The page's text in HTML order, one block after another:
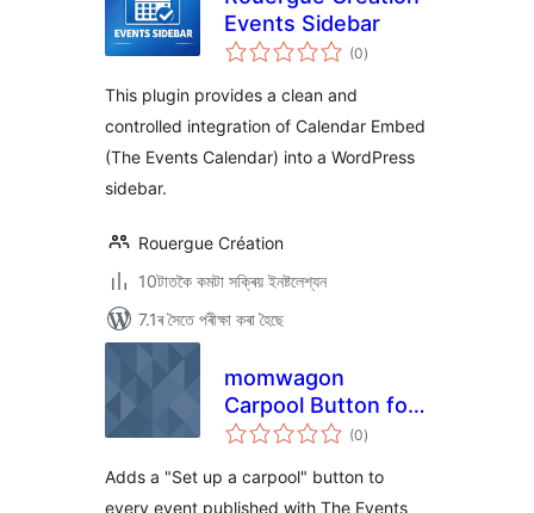
Events Sidebar
(0টা
মুঠ)
This plugin provides a clean and
controlled integration of Calendar Embed
(The Events Calendar) into a WordPress
sidebar.
Rouergue Création
10টাতকৈ কমটা সক্ৰিয় ইনষ্টলেশ্যন
7.1ৰ সৈতে পৰীক্ষা কৰা হৈছে
momwagon
Carpool Button for
The Events (0টা
মুঠ)
Adds a "Set up a carpool" button to
every event published with The Events